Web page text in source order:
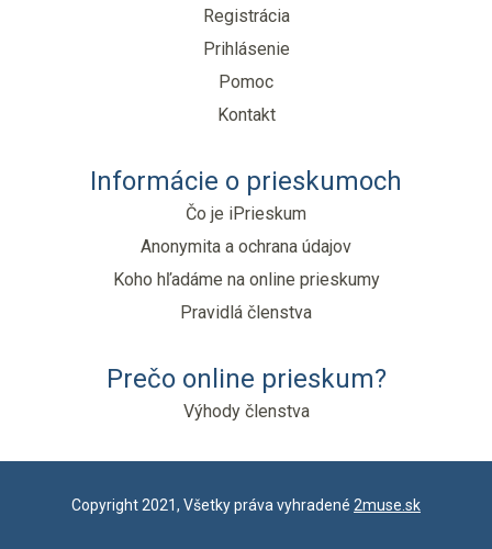
Registrácia
Prihlásenie
Pomoc
Kontakt
Informácie o prieskumoch
Čo je iPrieskum
Anonymita a ochrana údajov
Koho hľadáme na online prieskumy
Pravidlá členstva
Prečo online prieskum?
Výhody členstva
Copyright 2021, Všetky práva vyhradené 2muse.sk